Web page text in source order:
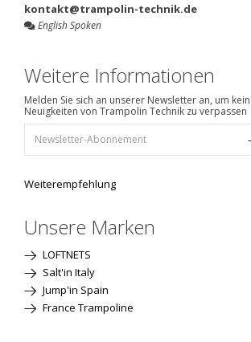
kontakt@trampolin-technik.de
English Spoken
Weitere Informationen
Melden Sie sich an unserer Newsletter an, um
Neuigkeiten von Trampolin Technik zu verpassen
Weiterempfehlung
Unsere Marken
LOFTNETS
Salt'in Italy
Jump'in Spain
France Trampoline